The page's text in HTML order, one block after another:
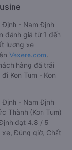
Định - Nam Định
đánh giá từ 1 đến
lượng xe
Vexere.com.
hàng đã trải
Kon Tum - Kon
Định - Nam Định
Thành (Kon Tum)
đạt 4.8 / 5
Đúng giờ, Chất